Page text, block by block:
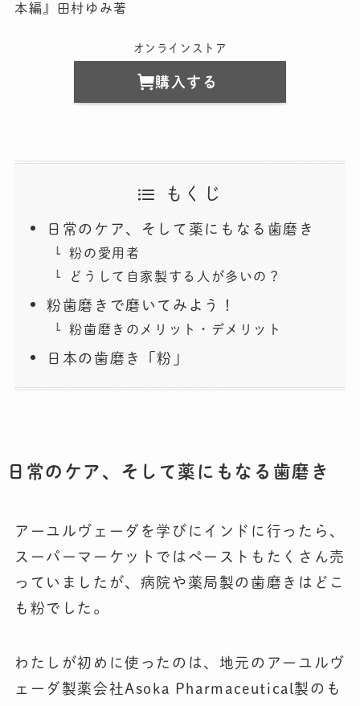
本編』田村ゆみ著
オンラインストア
購入する
もくじ
日常のケア、そして薬にもなる歯磨き
粉の愛用者
どうして自家製する人が多いの？
粉歯磨きで磨いてみよう！
粉歯磨きのメリット・デメリット
日本の歯磨き「粉」
日常のケア、そして薬にもなる歯磨き
アーユルヴェーダを学びにインドに行ったら、
スーパーマーケットではペーストもたくさん売
っていましたが、病院や薬局製の歯磨きはどこ
も粉でした。
わたしが初めに使ったのは、地元のアーユルヴ
ェーダ製薬会社Asoka Pharmaceutical製のも